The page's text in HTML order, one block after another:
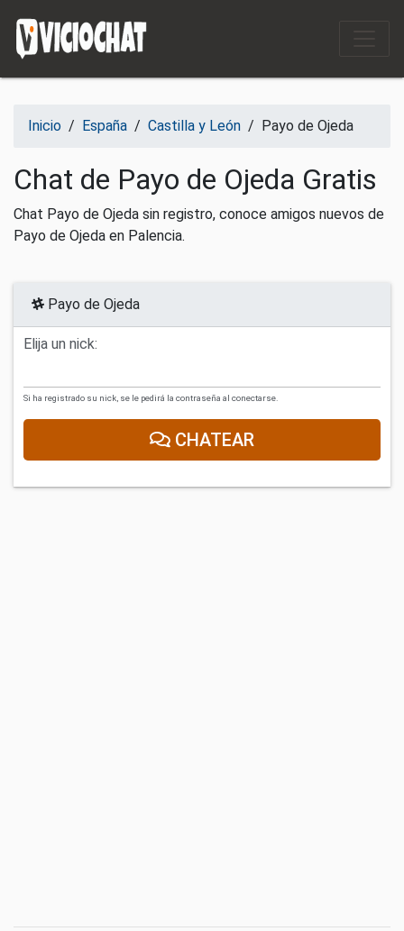
Inicio / España / Castilla y León / Payo de Ojeda
Chat de Payo de Ojeda Gratis
Chat Payo de Ojeda sin registro, conoce amigos nuevos de
Payo de Ojeda en Palencia.
Payo de Ojeda
Elija un nick:
Si ha registrado su nick, se le pedirá la contraseña al conectarse.
CHATEAR